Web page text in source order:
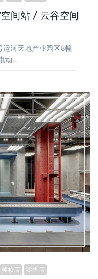
间站 / 云谷空间
河天地产业园区8幢
动…
美妆店 零售店